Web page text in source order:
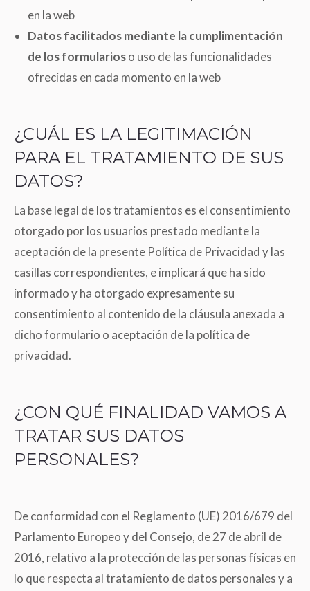
en la web
Datos facilitados mediante la cumplimentación
de los formularioso uso de las funcionalidades
ofrecidas en cada momento en la web
¿CUÁL ES LA LEGITIMACIÓN
PARA EL TRATAMIENTO DE SUS
DATOS?
La base legal de los tratamientos es el consentimiento
otorgado por los usuarios prestado mediante la
aceptación de la presente Política de Privacidad y las
casillas correspondientes, e implicará que ha sido
informado y ha otorgado expresamente su
consentimiento al contenido de la cláusula anexada a
dicho formulario o aceptación de la política de
privacidad.
¿CON QUÉ FINALIDAD VAMOS A
TRATAR SUS DATOS
PERSONALES?
De conformidad con el Reglamento (UE) 2016/679 del
Parlamento Europeo y del Consejo, de 27 de abril de
2016, relativo a la protección de las personas físicas en
lo que respecta al tratamiento de datos personales y a